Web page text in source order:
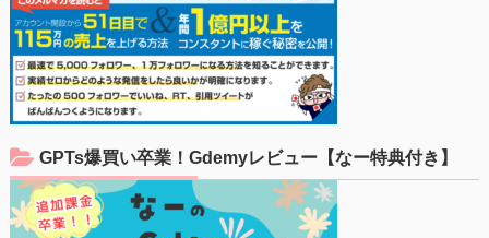
GPTs爆買い卒業！Gdemyレビュー【なー特典付き】